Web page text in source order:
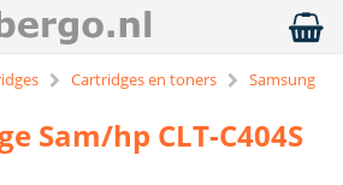
Cartridges en toners
Samsung
Sam/hp CLT-C404S